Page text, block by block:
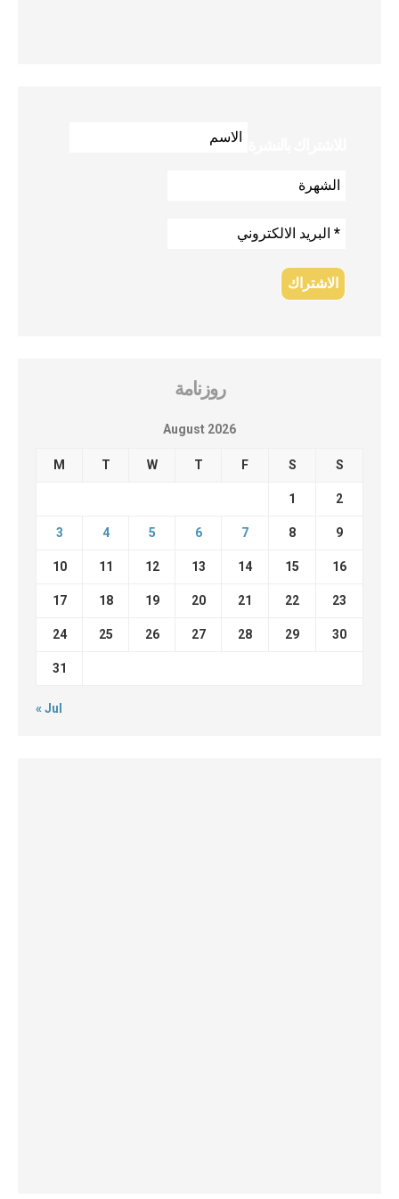
روزنامة
August 2026
M T W T F S S
1 2
3 4 5 6 7 8 9
10 11 12 13 14 15 16
17 18 19 20 21 22 23
24 25 26 27 28 29 30
31
« Jul